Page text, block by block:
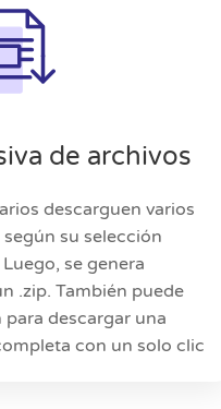
de archivos
descarguen varios
según su selección
se genera
.zip. También puede
descargar una
con un solo clic